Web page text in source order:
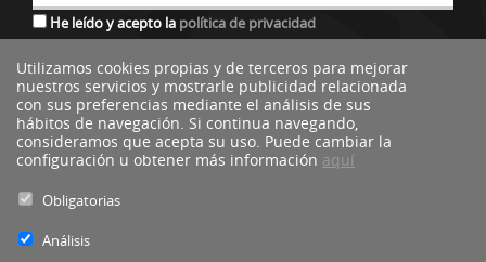
He leído y acepto la política de privacidad
*descuento no acumulable a otras ofertas o promociones.
Utilizamos cookies propias y de terceros para mejorar
nuestros servicios y mostrarle publicidad relacionada
con sus preferencias mediante el análisis de sus
hábitos de navegación. Si continua navegando,
consideramos que acepta su uso. Puede cambiar la
configuración u obtener más información aquí
Obligatorias
Análisis